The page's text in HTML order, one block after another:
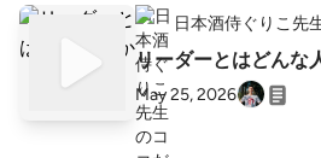
日本酒侍ぐりこ先
リーダーとはどんな
May 25, 2026